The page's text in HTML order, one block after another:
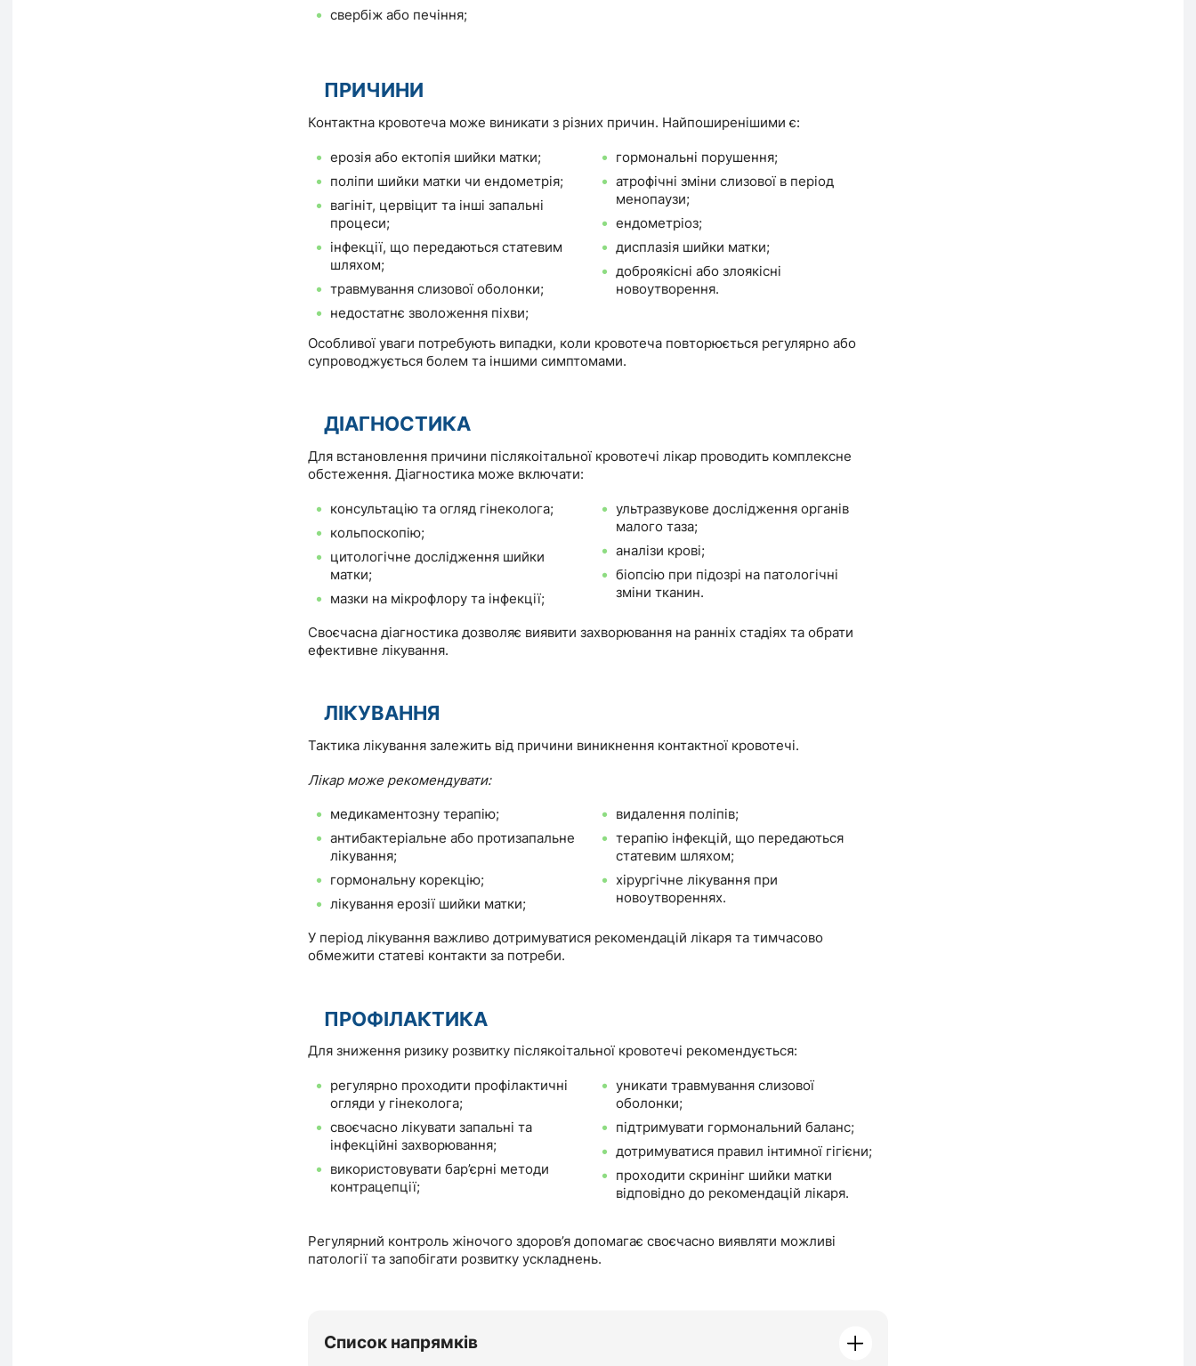
свербіж або печіння;
ПРИЧИНИ
Контактна кровотеча може виникати з різних причин. Найпоширенішими є:
ерозія або ектопія шийки матки;
поліпи шийки матки чи ендометрія;
вагініт, цервіцит та інші запальні
процеси;
інфекції, що передаються статевим
шляхом;
травмування слизової оболонки;
недостатнє зволоження піхви;
гормональні порушення;
атрофічні зміни слизової в період
менопаузи;
ендометріоз;
дисплазія шийки матки;
доброякісні або злоякісні
новоутворення.
Особливої уваги потребують випадки, коли кровотеча повторюється регулярно або
супроводжується болем та іншими симптомами.
ДІАГНОСТИКА
Для встановлення причини післякоітальної кровотечі лікар проводить комплексне
обстеження. Діагностика може включати:
консультацію та огляд гінеколога;
кольпоскопію;
цитологічне дослідження шийки
матки;
мазки на мікрофлору та інфекції;
ультразвукове дослідження органів
малого таза;
аналізи крові;
біопсію при підозрі на патологічні
зміни тканин.
Своєчасна діагностика дозволяє виявити захворювання на ранніх стадіях та обрати
ефективне лікування.
ЛІКУВАННЯ
Тактика лікування залежить від причини виникнення контактної кровотечі.
Лікар може рекомендувати:
медикаментозну терапію;
антибактеріальне або протизапальне
лікування;
гормональну корекцію;
лікування ерозії шийки матки;
видалення поліпів;
терапію інфекцій, що передаються
статевим шляхом;
хірургічне лікування при
новоутвореннях.
У період лікування важливо дотримуватися рекомендацій лікаря та тимчасово
обмежити статеві контакти за потреби.
ПРОФІЛАКТИКА
Для зниження ризику розвитку післякоітальної кровотечі рекомендується:
регулярно проходити профілактичні
огляди у гінеколога;
своєчасно лікувати запальні та
інфекційні захворювання;
використовувати бар’єрні методи
контрацепції;
уникати травмування слизової
оболонки;
підтримувати гормональний баланс;
дотримуватися правил інтимної гігієни;
проходити скринінг шийки матки
відповідно до рекомендацій лікаря.
Регулярний контроль жіночого здоров’я допомагає своєчасно виявляти можливі
патології та запобігати розвитку ускладнень.
Список напрямків